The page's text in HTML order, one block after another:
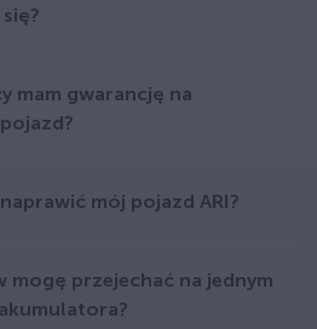
mam gwarancję na
mój pojazd ARI?
mogę przejechać na jednym